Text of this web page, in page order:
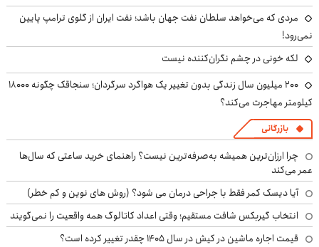
مردی که می‌خواهد سلطان نفت جهان باشد؛ نفت ایران از گلوی ترامپ پایین
نمی‌رود!
لکه خونی در چشم نگران‌کننده نیست
۲۰۰ میلیون سال زندگی بدون تغییر یک هواگرد سرگردان؛ سنجاقک‌ چگونه ۱۸۰۰۰
کیلومتر مهاجرت می‌کند؟
بازرگانی
چرا ارزان‌ترین همیشه به‌صرفه‌ترین نیست؟ راهنمای خرید ساعتی که سال‌ها
عمر می‌کند
آیا دیسک کمر فقط با جراحی درمان می شود؟ (روش های نوین و کم خطر)
انتخاب گیربکس شافت مستقیم؛ وقتی اعداد کاتالوگ همه واقعیت را نمی‌گویند
قیمت اجاره ماشین در کیش در سال ۱۴۰۵ چقدر تغییر کرده است؟